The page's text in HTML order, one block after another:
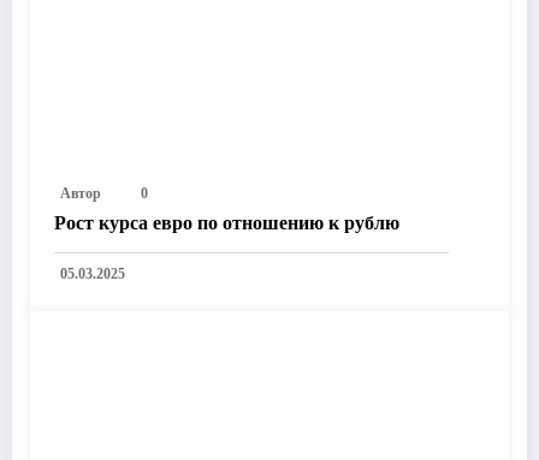
Автор 0
Рост курса евро по отношению к рублю
05.03.2025